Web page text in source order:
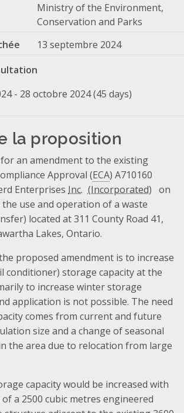
Ministry of the Environment,
Conservation and Parks
13 septembre 2024
- 28 octobre 2024 (45 days)
la proposition
an amendment to the existing
Approval (ECA) A710160
Enterprises Inc.
on
the use and operation of a waste
located at 311 County Road 41,
Lakes, Ontario.
proposed amendment is to increase
conditioner) storage capacity at the
to increase winter storage
application is not possible. The need
comes from current and future
size and a change of seasonal
the area due to relocation from large
capacity would be increased with
a 2500 cubic metres engineered